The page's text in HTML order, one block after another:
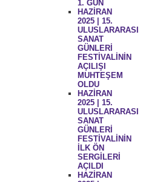
1. GÜN
HAZİRAN
2025 | 15.
ULUSLARARASI
SANAT
GÜNLERİ
FESTİVALİNİN
AÇILIŞI
MUHTEŞEM
OLDU
HAZİRAN
2025 | 15.
ULUSLARARASI
SANAT
GÜNLERİ
FESTİVALİNİN
İLK ÖN
SERGİLERİ
AÇILDI
HAZİRAN